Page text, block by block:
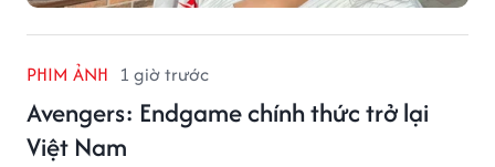
PHIM ẢNH 1 giờ trước
Avengers: Endgame chính thức trở lại
Việt Nam